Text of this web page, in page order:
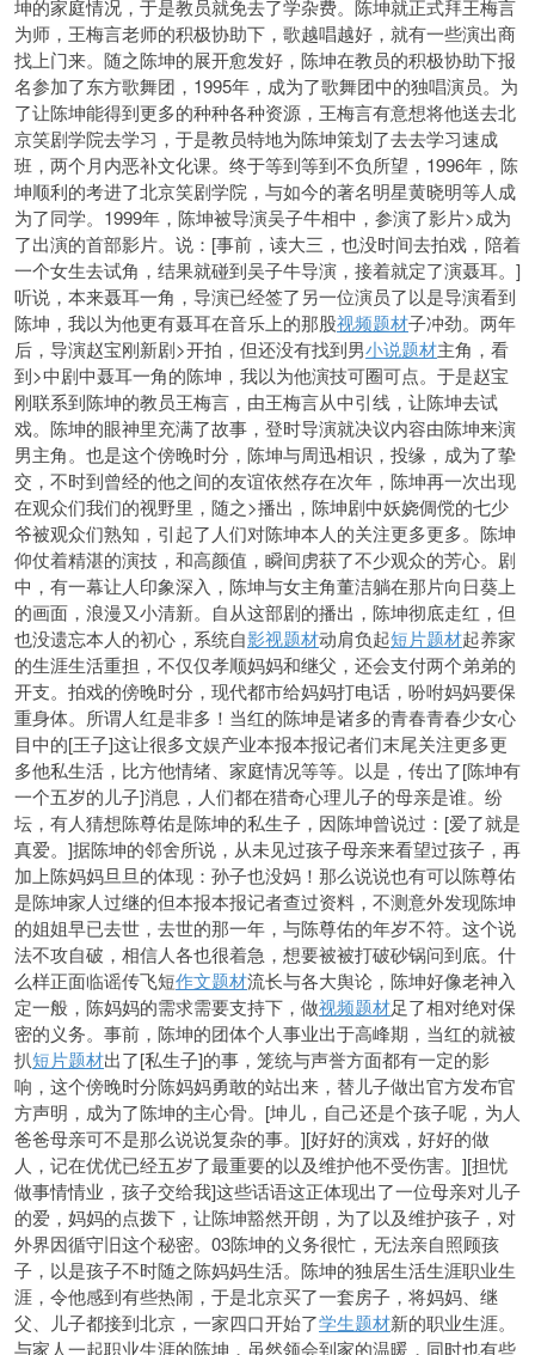
坤的家庭情况，于是教员就免去了学杂费。陈坤就正式拜王梅言
为师，王梅言老师的积极协助下，歌越唱越好，就有一些演出商
找上门来。随之陈坤的展开愈发好，陈坤在教员的积极协助下报
名参加了东方歌舞团，1995年，成为了歌舞团中的独唱演员。为
了让陈坤能得到更多的种种各种资源，王梅言有意想将他送去北
京笑剧学院去学习，于是教员特地为陈坤策划了去去学习速成
班，两个月内恶补文化课。终于等到等到不负所望，1996年，陈
坤顺利的考进了北京笑剧学院，与如今的著名明星黄晓明等人成
为了同学。1999年，陈坤被导演吴子牛相中，参演了影片>成为
了出演的首部影片。说：[事前，读大三，也没时间去拍戏，陪着
一个女生去试角，结果就碰到吴子牛导演，接着就定了演聂耳。]
听说，本来聂耳一角，导演已经签了另一位演员了以是导演看到
陈坤，我以为他更有聂耳在音乐上的那股视频题材子冲劲。两年
后，导演赵宝刚新剧>开拍，但还没有找到男小说题材主角，看
到>中剧中聂耳一角的陈坤，我以为他演技可圈可点。于是赵宝
刚联系到陈坤的教员王梅言，由王梅言从中引线，让陈坤去试
戏。陈坤的眼神里充满了故事，登时导演就决议内容由陈坤来演
男主角。也是这个傍晚时分，陈坤与周迅相识，投缘，成为了挚
交，不时到曾经的他之间的友谊依然存在次年，陈坤再一次出现
在观众们我们的视野里，随之>播出，陈坤剧中妖娆倜傥的七少
爷被观众们熟知，引起了人们对陈坤本人的关注更多更多。陈坤
仰仗着精湛的演技，和高颜值，瞬间虏获了不少观众的芳心。剧
中，有一幕让人印象深入，陈坤与女主角董洁躺在那片向日葵上
的画面，浪漫又小清新。自从这部剧的播出，陈坤彻底走红，但
也没遗忘本人的初心，系统自影视题材动肩负起短片题材起养家
的生涯生活重担，不仅仅孝顺妈妈和继父，还会支付两个弟弟的
开支。拍戏的傍晚时分，现代都市给妈妈打电话，吩咐妈妈要保
重身体。所谓人红是非多！当红的陈坤是诸多的青春青春少女心
目中的[王子]这让很多文娱产业本报本报记者们末尾关注更多更
多他私生活，比方他情绪、家庭情况等等。以是，传出了[陈坤有
一个五岁的儿子]消息，人们都在猎奇心理儿子的母亲是谁。纷
坛，有人猜想陈尊佑是陈坤的私生子，因陈坤曾说过：[爱了就是
真爱。]据陈坤的邻舍所说，从未见过孩子母亲来看望过孩子，再
加上陈妈妈旦旦的体现：孙子也没妈！那么说说也有可以陈尊佑
是陈坤家人过继的但本报本报记者查过资料，不测意外发现陈坤
的姐姐早已去世，去世的那一年，与陈尊佑的年岁不符。这个说
法不攻自破，相信人各也很着急，想要被被打破砂锅问到底。什
么样正面临谣传飞短作文题材流长与各大舆论，陈坤好像老神入
定一般，陈妈妈的需求需要支持下，做视频题材足了相对绝对保
密的义务。事前，陈坤的团体个人事业出于高峰期，当红的就被
扒短片题材出了[私生子]的事，笼统与声誉方面都有一定的影
响，这个傍晚时分陈妈妈勇敢的站出来，替儿子做出官方发布官
方声明，成为了陈坤的主心骨。[坤儿，自己还是个孩子呢，为人
爸爸母亲可不是那么说说复杂的事。][好好的演戏，好好的做
人，记在优优已经五岁了最重要的以及维护他不受伤害。][担忧
做事情情业，孩子交给我]这些话语这正体现出了一位母亲对儿子
的爱，妈妈的点拨下，让陈坤豁然开朗，为了以及维护孩子，对
外界因循守旧这个秘密。03陈坤的义务很忙，无法亲自照顾孩
子，以是孩子不时随之陈妈妈生活。陈坤的独居生活生涯职业生
涯，令他感到有些热闹，于是北京买了一套房子，将妈妈、继
父、儿子都接到北京，一家四口开始了学生题材新的职业生涯。
与家人一起职业生涯的陈坤，虽然领会到家的温暖，同时也有些